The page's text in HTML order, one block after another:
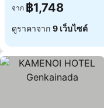
จาก ฿1,748
ดูราคาจาก 9 เว็บไซต์